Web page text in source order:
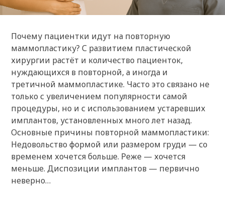
Почему пациентки идут на повторную
маммопластику? С развитием пластической
хирургии растёт и количество пациенток,
нуждающихся в повторной, а иногда и
третичной маммопластике. Часто это связано не
только с увеличением популярности самой
процедуры, но и с использованием устаревших
имплантов, установленных много лет назад.
Основные причины повторной маммопластики:
Недовольство формой или размером груди — со
временем хочется больше. Реже — хочется
меньше. Диспозиции имплантов — первично
неверно…